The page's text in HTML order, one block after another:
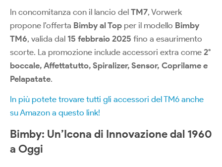
In concomitanza con il lancio del TM7, Vorwerk
propone l’offerta Bimby al Top per il modello Bimby
TM6, valida dal 15 febbraio 2025 fino a esaurimento
scorte. La promozione include accessori extra come 2°
boccale, Affettatutto, Spiralizer, Sensor, Coprilame e
Pelapatate.
In più potete trovare tutti gli accessori del TM6 anche
su Amazon a questo link!
Bimby: Un’Icona di Innovazione dal 1960
a Oggi